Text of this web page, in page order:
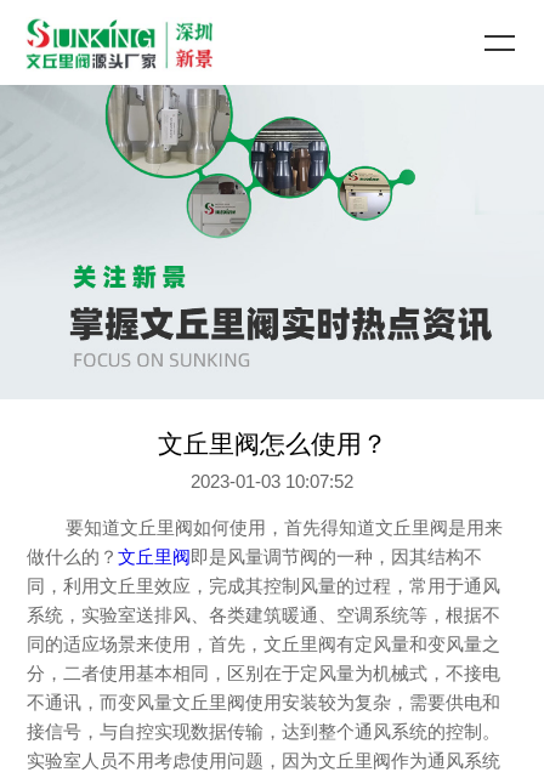
文丘里阀怎么使用？
2023-01-03 10:07:52
要知道文丘里阀如何使用，首先得知道文丘里阀是用来
做什么的？ 文丘里阀即是风量调节阀的一种，因其结构不
同，利用文丘里效应，完成其控制风量的过程，常用于通风
系统，实验室送排风、各类建筑暖通、空调系统等，根据不
同的适应场景来使用，首先，文丘里阀有定风量和变风量之
分，二者使用基本相同，区别在于定风量为机械式，不接电
不通讯，而变风量文丘里阀使用安装较为复杂，需要供电和
接信号，与自控实现数据传输，达到整个通风系统的控制。
实验室人员不用考虑使用问题，因为文丘里阀作为通风系统